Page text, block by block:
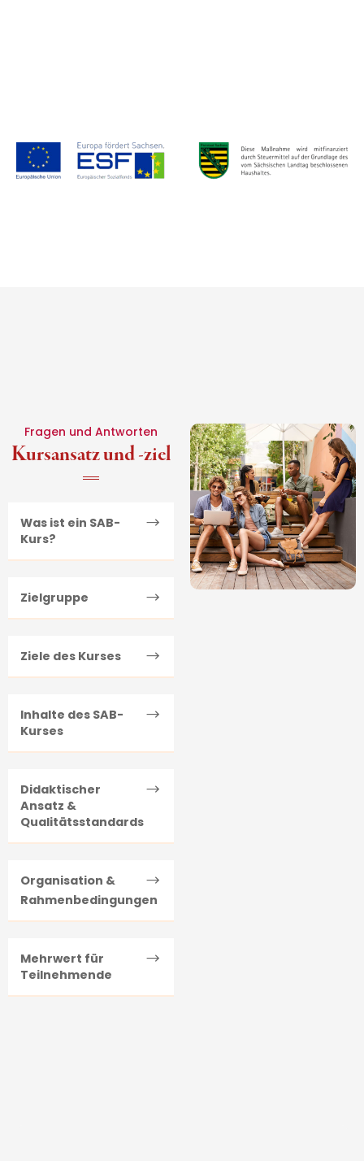
Fragen und Antworten
Kursansatz und -ziel
Was ist ein SAB-
Kurs?
Zielgruppe
Ziele des Kurses
Inhalte des SAB-
Kurses
Didaktischer
Ansatz &
Qualitätsstandards
Organisation &
Rahmenbedingungen
Mehrwert für
Teilnehmende